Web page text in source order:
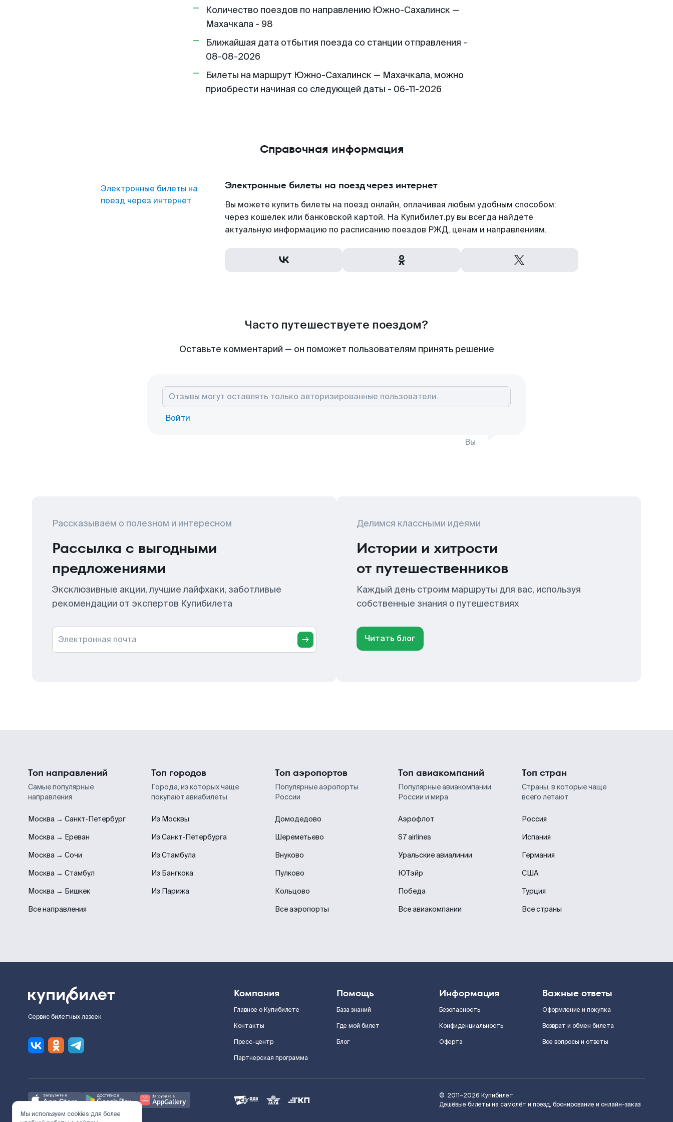
Количество поездов по направлению Южно-Сахалинск —
Махачкала - 98
Ближайшая дата отбытия поезда со станции отправления -
08-08-2026
Билеты на маршрут Южно-Сахалинск — Махачкала, можно
приобрести начиная со следующей даты - 06-11-2026
Справочная информация
Электронные билеты на
поезд через интернет
Электронные билеты на поезд через интернет
Вы можете купить билеты на поезд онлайн, оплачивая любым удобным способом:
через кошелек или банковской картой. На Купибилет.ру вы всегда найдете
актуальную информацию по расписанию поездов РЖД, ценам и направлениям.
Часто путешествуете поездом?
Оставьте комментарий — он поможет пользователям принять решение
Войти
Вы
Рассказываем о полезном и интересном
Рассылка с выгодными
предложениями
Эксклюзивные акции, лучшие лайфхаки, заботливые
рекомендации от экспертов Купибилета
Электронная почта
Делимся классными идеями
Истории и хитрости
от путешественников
Каждый день строим маршруты для вас, используя
собственные знания о путешествиях
Читать блог
Топ направлений
Самые популярные
направления
Москва → Санкт-Петербург
Москва → Ереван
Москва → Сочи
Москва → Стамбул
Москва → Бишкек
Все направления
Топ городов
Города, из которых чаще
покупают авиабилеты
Из Москвы
Из Санкт-Петербурга
Из Стамбула
Из Бангкока
Из Парижа
Топ аэропортов
Популярные аэропорты
России
Домодедово
Шереметьево
Внуково
Пулково
Кольцово
Все аэропорты
Топ авиакомпаний
Популярные авиакомпании
России и мира
Аэрофлот
S7 airlines
Уральские авиалинии
ЮТэйр
Победа
Все авиакомпании
Топ стран
Страны, в которые чаще
всего летают
Россия
Испания
Германия
США
Турция
Все страны
Сервис билетных лазеек
Компания
Главное о Купибилете
Контакты
Пресс-центр
Партнерская программа
Помощь
База знаний
Где мой билет
Блог
Информация
Безопасность
Конфиденциальность
Оферта
Важные ответы
Оформление и покупка
Возврат и обмен билета
Все вопросы и ответы
© 2011–2026 Купибилет
Дешёвые билеты на самолёт и поезд, бронирование и онлайн-заказ
Мы используем cookies для более